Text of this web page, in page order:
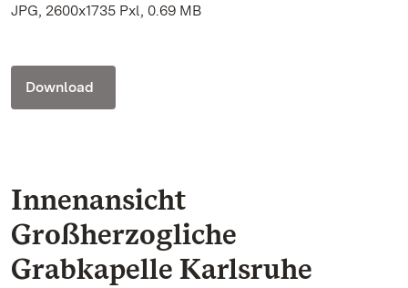
JPG, 2600x1735 Pxl, 0.69 MB
Download
Innenansicht
Großherzogliche
Grabkapelle Karlsruhe